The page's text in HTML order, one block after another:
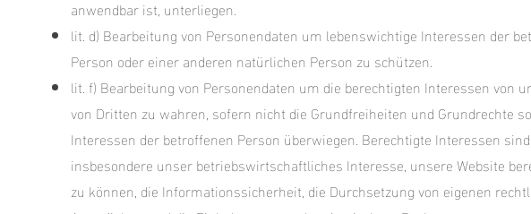
anwendbar ist, unterliegen.
lit. d) Bearbeitung von Personendaten um lebenswichtige Interessen der
Person oder einer anderen natürlichen Person zu schützen.
lit. f) Bearbeitung von Personendaten um die berechtigten Interessen von
von Dritten zu wahren, sofern nicht die Grundfreiheiten und Grundrechte
Interessen der betroffenen Person überwiegen. Berechtigte Interessen sind
insbesondere unser betriebswirtschaftliches Interesse, unsere Website
zu können, die Informationssicherheit, die Durchsetzung von eigenen